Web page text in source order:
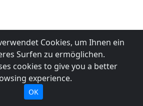
Cookies, um Ihnen ein
Surfen zu ermöglichen.
cookies to give you a better
experience.
OK